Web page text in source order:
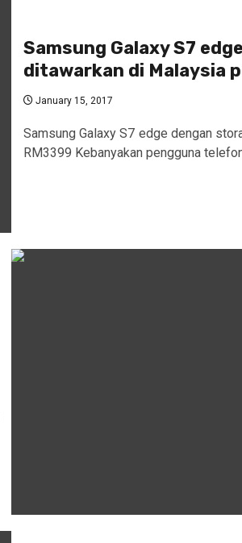
Samsung Galaxy S7
ditawarkan di Malaysia
January 15, 2017
Samsung Galaxy S7 edge dengan
RM3399 Kebanyakan pengguna